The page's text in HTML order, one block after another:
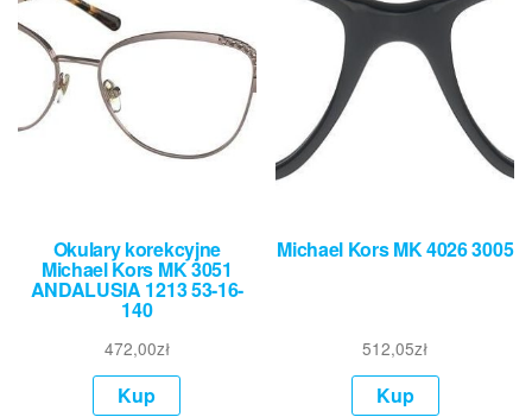
Okulary korekcyjne
Michael Kors MK 3051
ANDALUSIA 1213 53-16-
140
472,00zł
Kup
Michael Kors MK 4026 3005
512,05zł
Kup